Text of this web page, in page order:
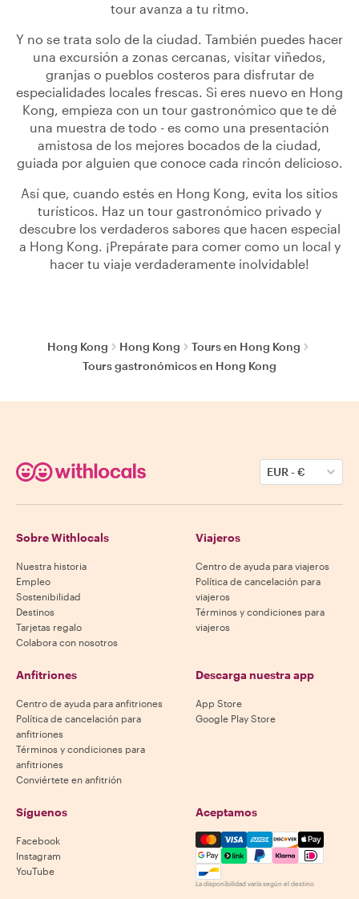
tour avanza a tu ritmo.
Y no se trata solo de la ciudad. También puedes hacer
una excursión a zonas cercanas, visitar viñedos,
granjas o pueblos costeros para disfrutar de
especialidades locales frescas. Si eres nuevo en Hong
Kong, empieza con un tour gastronómico que te dé
una muestra de todo - es como una presentación
amistosa de los mejores bocados de la ciudad,
guiada por alguien que conoce cada rincón delicioso.
Así que, cuando estés en Hong Kong, evita los sitios
turísticos. Haz un tour gastronómico privado y
descubre los verdaderos sabores que hacen especial
a Hong Kong. ¡Prepárate para comer como un local y
hacer tu viaje verdaderamente inolvidable!
Hong Kong Hong Kong
Tours en Hong Kong
Tours gastronómicos en Hong Kong
EUR-€
Sobre Withlocals
Nuestra historia
Empleo
Sostenibilidad
Destinos
Tarjetas regalo
Colabora con nosotros
Viajeros
Centro de ayuda para viajeros
Política de cancelación para
viajeros
Términos y condiciones para
viajeros
Anfitriones
Centro de ayuda para anfitriones
Política de cancelación para
anfitriones
Términos y condiciones para
anfitriones
Conviértete en anfitrión
Descarga nuestra app
App Store
Google Play Store
Síguenos
Facebook
Instagram
YouTube
Aceptamos
Mastercard, Visa, Amex,
La disponibilidad varía según el destino